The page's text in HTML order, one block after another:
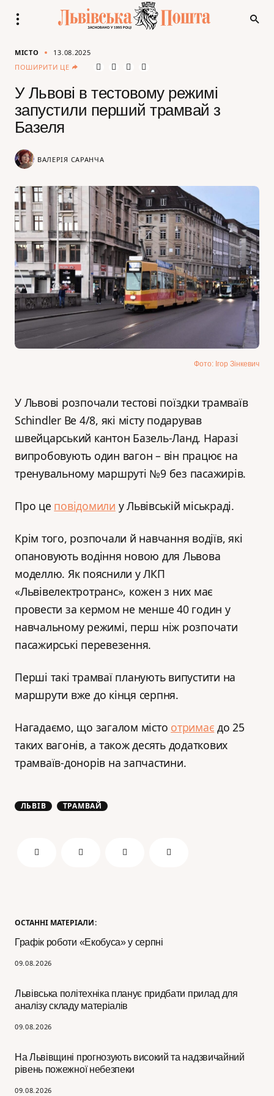
ОСТАННІ МАТЕРІАЛИ:
Графік роботи «Екобуса» у серпні
09.08.2026
Львівська політехніка планує придбати прилад для
аналізу складу матеріалів
09.08.2026
На Львівщині прогнозують високий та надзвичайний
рівень пожежної небезпеки
09.08.2026
МІСТО
13.08.2025
ПОШИРИТИ ЦЕ
У Львові в тестовому режимі
запустили перший трамвай з
Базеля
ВАЛЕРІЯ САРАНЧА
Фото: Ігор Зінкевич
У Львові розпочали тестові поїздки трамваїв
Schindler Be 4/8, які місту подарував
швейцарський кантон Базель-Ланд. Наразі
випробовують один вагон – він працює на
тренувальному маршруті №9 без пасажирів.
Про це повідомили у Львівській міськраді.
Крім того, розпочали й навчання водіїв, які
опановують водіння новою для Львова
моделлю. Як пояснили у ЛКП
«Львівелектротранс», кожен з них має
провести за кермом не менше 40 годин у
навчальному режимі, перш ніж розпочати
пасажирські перевезення.
Перші такі трамваї планують випустити на
маршрути вже до кінця серпня.
Нагадаємо, що загалом місто отримає до 25
таких вагонів, а також десять додаткових
трамваїв-донорів на запчастини.
ЛЬВІВ ТРАМВАЙ